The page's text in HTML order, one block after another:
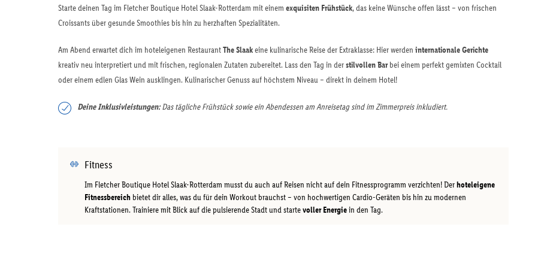
Starte deinen Tag im Fletcher Boutique Hotel Slaak-Rotterdam mit einem exquisiten Frühstück, das keine Wünsche offen lässt – von frischen
Croissants über gesunde Smoothies bis hin zu herzhaften Spezialitäten.
Am Abend erwartet dich im hoteleigenen RestaurantThe Slaakeine kulinarische Reise der Extraklasse: Hier werden internationale Gerichte
kreativ neu interpretiert und mit frischen, regionalen Zutaten zubereitet. Lass den Tag in derstilvollen Barbei einem perfekt gemixten Cocktail
oder einem edlen Glas Wein ausklingen. Kulinarischer Genuss auf höchstem Niveau – direkt in deinem Hotel!
Deine Inklusivleistungen:Das tägliche Frühstück sowie ein Abendessen am Anreisetag sind im Zimmerpreis inkludiert.
Fitness
Im Fletcher Boutique Hotel Slaak-Rotterdam musst du auch auf Reisen nicht auf dein Fitnessprogramm verzichten! Derhoteleigene
Fitnessbereich bietet dir alles, was du für dein Workout brauchst – von hochwertigen Cardio-Geräten bis hin zu modernen
Kraftstationen. Trainiere mit Blick auf die pulsierende Stadt und startevoller Energiein den Tag.